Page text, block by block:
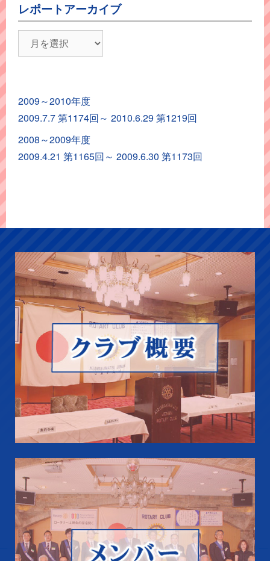
レポートアーカイブ
ポ
ア
ー
カ
イ
2009～2010年度
2009.7.7 第1174回～ 2010.6.29 第1219回
2008～2009年度
2009.4.21 第1165回～ 2009.6.30 第1173回